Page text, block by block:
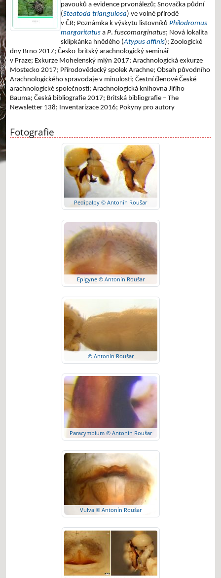
pavouků a evidence prvonálezů; Snovačka půdní
(Steatoda triangulosa) ve volné přírodě
v ČR; Poznámka k výskytu listovníků Philodromus
margaritatus a P. fuscomarginatus; Nová lokalita
sklípkánka hnědého (Atypus affinis); Zoologické
dny Brno 2017; Česko-britský arachnologický seminář
v Praze; Exkurze Mohelenský mlýn 2017; Arachnologická exkurze
Mostecko 2017; Přírodovědecký spolek Arachne; Obsah původního
Arachnologického spravodaje v minulosti; Čestní členové České
arachnologické společnosti; Arachnologická knihovna Jiřího
Bauma; Česká bibliografie 2017; Britská bibliografie – The
Newsletter 138; Inventarizace 2016; Pokyny pro autory
Fotografie
Pedipalpy © Antonín Roušar
Epigyne © Antonín Roušar
© Antonín Roušar
Paracymbium © Antonín Roušar
Vulva © Antonín Roušar